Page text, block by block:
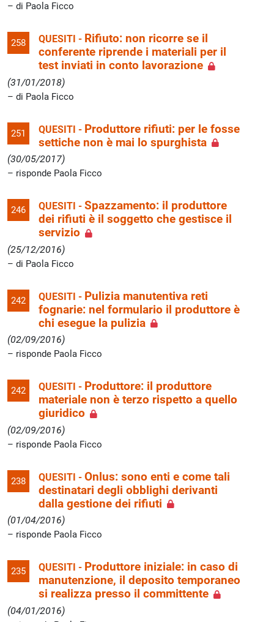
di Paola Ficco
258 QUESITI - Rifiuto: non ricorre se il
conferente riprende i materiali per il
test inviati in conto lavorazione
(31/01/2018)
di Paola Ficco
251 QUESITI - Produttore rifiuti: per le fosse
settiche non è mai lo spurghista
(30/05/2017)
risponde Paola Ficco
246 QUESITI - Spazzamento: il produttore
dei rifiuti è il soggetto che gestisce il
servizio
(25/12/2016)
di Paola Ficco
242 QUESITI - Pulizia manutentiva reti
fognarie: nel formulario il produttore è
chi esegue la pulizia
(02/09/2016)
risponde Paola Ficco
242 QUESITI - Produttore: il produttore
materiale non è terzo rispetto a quello
giuridico
(02/09/2016)
risponde Paola Ficco
238 QUESITI - Onlus: sono enti e come tali
destinatari degli obblighi derivanti
dalla gestione dei rifiuti
(01/04/2016)
risponde Paola Ficco
235 QUESITI - Produttore iniziale: in caso di
manutenzione, il deposito temporaneo
si realizza presso il committente
(04/01/2016)